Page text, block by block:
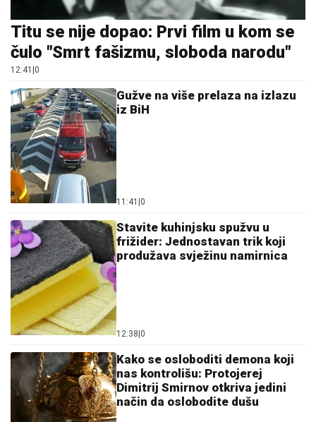
Titu se nije dopao: Prvi film u kom se
čulo "Smrt fašizmu, sloboda narodu"
12:41 0
Gužve na više prelaza na izlazu
iz BiH
11:41 0
Stavite kuhinjsku spužvu u
frižider: Jednostavan trik koji
produžava svježinu namirnica
12:38 0
Kako se osloboditi demona koji
nas kontrolišu: Protojerej
Dimitrij Smirnov otkriva jedini
način da oslobodite dušu